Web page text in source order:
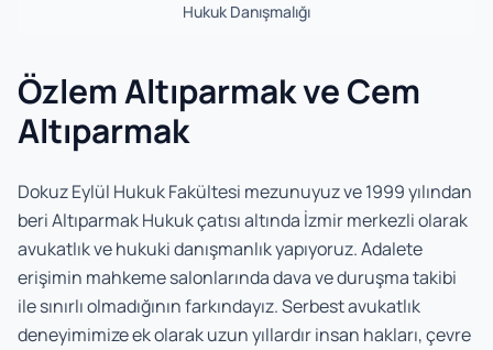
Hukuk Danışmalığı
Özlem Altıparmak ve Cem
Altıparmak
Dokuz Eylül Hukuk Fakültesi mezunuyuz ve 1999 yılından
beri Altıparmak Hukuk çatısı altında İzmir merkezli olarak
avukatlık ve hukuki danışmanlık yapıyoruz. Adalete
erişimin mahkeme salonlarında dava ve duruşma takibi
ile sınırlı olmadığının farkındayız. Serbest avukatlık
deneyimimize ek olarak uzun yıllardır insan hakları, çevre